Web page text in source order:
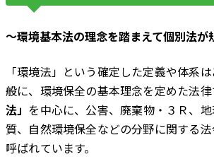
～環境基本法の理念を踏まえて個別法が
「環境法」という確定した定義や体系
般に、環境保全の基本理念を定めた法律
法」 を中心に、公害、廃棄物・３Ｒ、
質、自然環境保全などの分野に関する
呼ばれています。